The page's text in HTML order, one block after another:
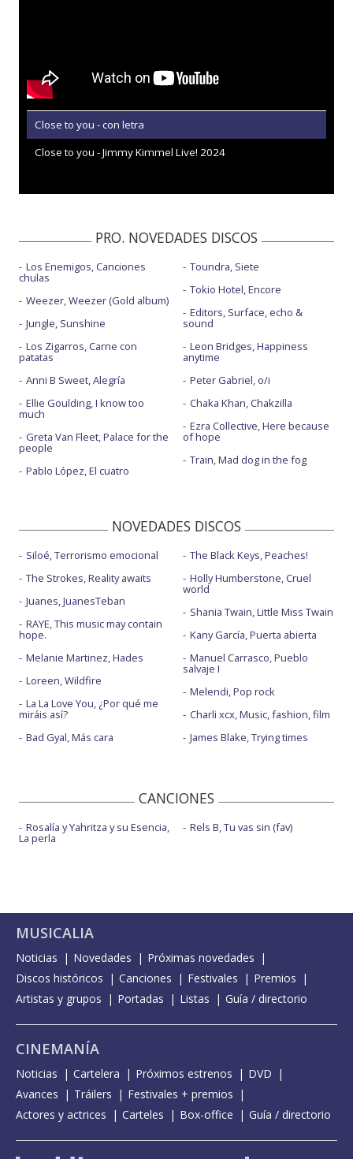
Close to you - con letra
Close to you - Jimmy Kimmel Live! 2024
PRO. NOVEDADES DISCOS
Los Enemigos, Canciones
chulas
Weezer, Weezer (Gold album)
Jungle, Sunshine
Los Zigarros, Carne con
patatas
Anni B Sweet, Alegría
Ellie Goulding, I know too
much
Greta Van Fleet, Palace for the
people
Pablo López, El cuatro
Toundra, Siete
Tokio Hotel, Encore
Editors, Surface, echo &
sound
Leon Bridges, Happiness
anytime
Peter Gabriel, o/i
Chaka Khan, Chakzilla
Ezra Collective, Here because
of hope
Train, Mad dog in the fog
NOVEDADES DISCOS
Siloé, Terrorismo emocional
The Strokes, Reality awaits
Juanes, JuanesTeban
RAYE, This music may contain
hope.
Melanie Martinez, Hades
Loreen, Wildfire
La La Love You, ¿Por qué me
miráis así?
Bad Gyal, Más cara
The Black Keys, Peaches!
Holly Humberstone, Cruel
world
Shania Twain, Little Miss Twain
Kany García, Puerta abierta
Manuel Carrasco, Pueblo
salvaje I
Melendi, Pop rock
Charli xcx, Music, fashion, film
James Blake, Trying times
CANCIONES
Rosalía y Yahritza y su Esencia,
La perla
Rels B, Tu vas sin (fav)
MUSICALIA
Noticias Novedades
Próximas novedades
Discos históricos
Canciones Festivales
Premios
Artistas y grupos
Portadas Listas Guía / directorio
CINEMANÍA
Noticias Cartelera Próximos estrenos
DVD
Avances
Tráilers
Festivales + premios
Actores y actrices
Carteles Box-office Guía / directorio